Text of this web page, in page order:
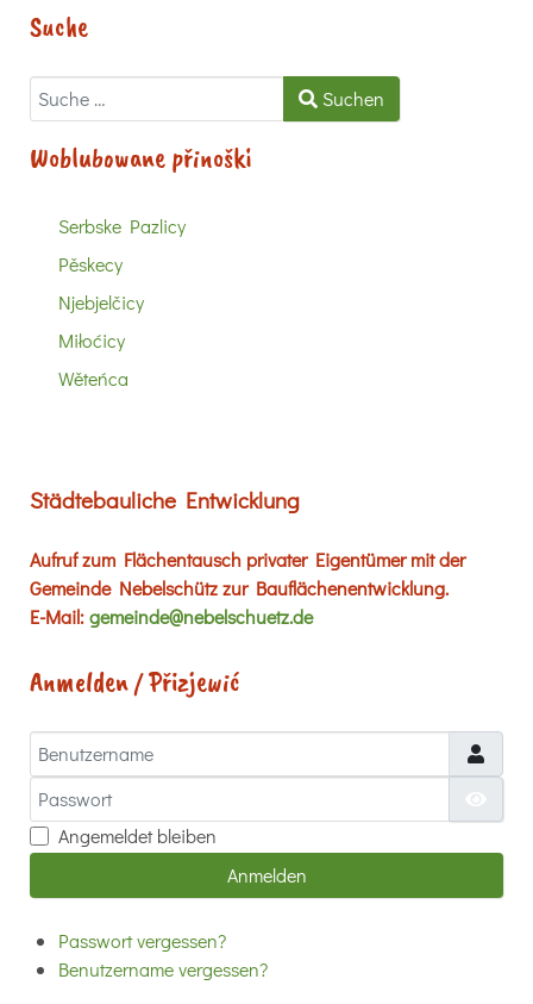
Suche
Suchen Suchen
Woblubowane přinoški
Serbske Pazlicy
Pěskecy
Njebjelčicy
Miłoćicy
Wěteńca
Städtebauliche Entwicklung
Aufruf zum Flächentausch privater Eigentümer mit der
Gemeinde Nebelschütz zur Bauflächenentwicklung.
E-Mail:gemeinde@nebelschuetz.de
Anmelden / Přizjewić
Benutzername
Passwort
Angemeldet bleiben
Anmelden
Passwort vergessen?
Benutzername vergessen?